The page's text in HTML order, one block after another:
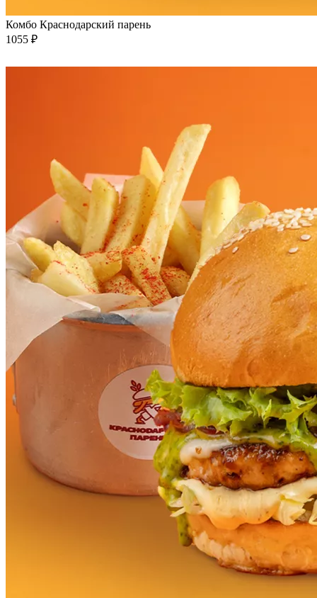
Комбо Краснодарский парень
1055 ₽